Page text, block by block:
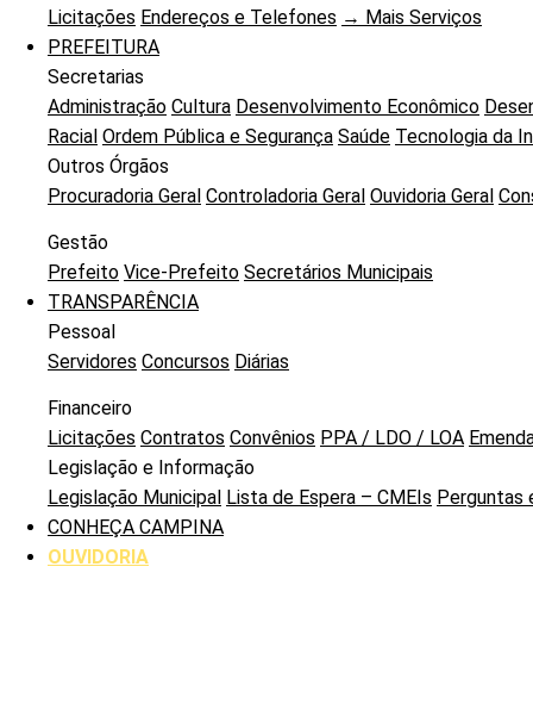
Licitações Endereços e Telefones → Mais Serviços
PREFEITURA
Secretarias
Administração Cultura Desenvolvimento Econômico
Racial Ordem Pública e Segurança Saúde Tecnologia da
Outros Órgãos
Procuradoria Geral Controladoria Geral Ouvidoria Geral
Gestão
Prefeito Vice-Prefeito Secretários Municipais
TRANSPARÊNCIA
Pessoal
Servidores Concursos Diárias
Financeiro
Licitações Contratos Convênios PPA / LDO / LOA
Legislação e Informação
Legislação Municipal Lista de Espera – CMEIs Perguntas
CONHEÇA CAMPINA
OUVIDORIA